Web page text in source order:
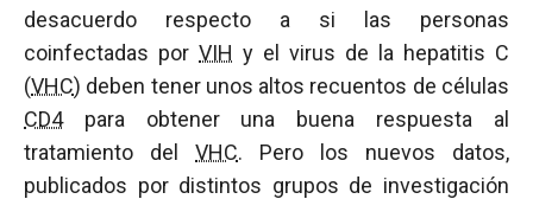
desacuerdo respecto a si las personas
coinfectadas por VIH y el virus de la hepatitis C
(VHC) deben tener unos altos recuentos de células
CD4para obtener una buena respuesta al
tratamiento del VHC. Pero los nuevos datos,
publicados por distintos grupos de investigación